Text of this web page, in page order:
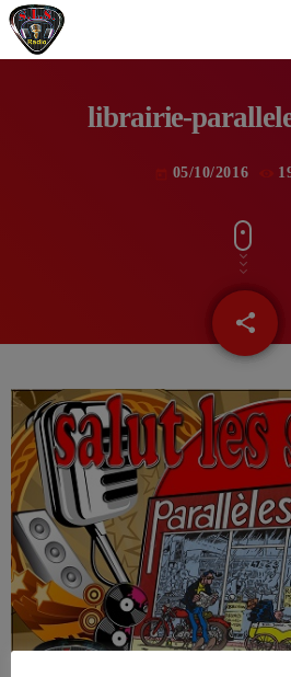
librairie-
05/10/2016
share
email